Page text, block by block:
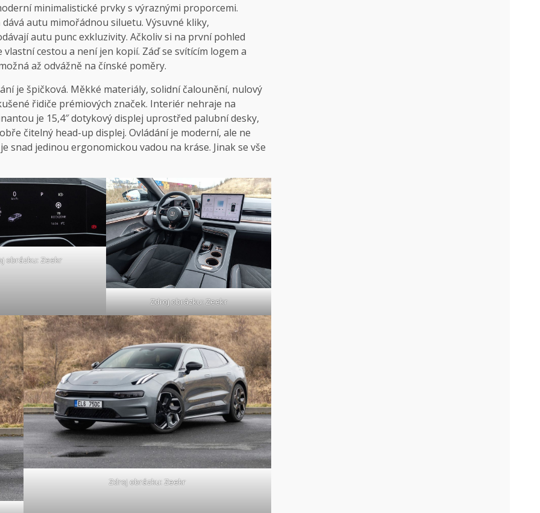
minimalistické prvky s výraznými proporcemi.
autu mimořádnou siluetu. Výsuvné kliky,
autu punc exkluzivity. Ačkoliv si na první pohled
cestou a není jen kopií. Záď se svítícím logem a
až odvážně na čínské poměry.
je špičková. Měkké materiály, solidní čalounění, nulový
řidiče prémiových značek. Interiér nehraje na
je 15,4″ dotykový displej uprostřed palubní desky,
čitelný head-up displej. Ovládání je moderní, ale ne
snad jedinou ergonomickou vadou na kráse. Jinak se vše
obrázku: Zeekr
Zdroj obrázku: Zeekr
Zdroj obrázku: Zeekr